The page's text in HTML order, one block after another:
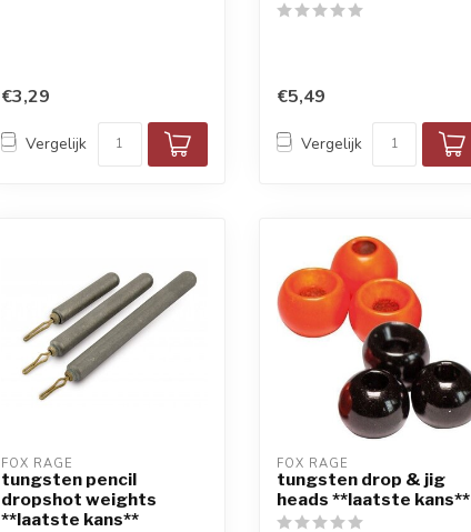
€3,29
Vergelijk
€5,49
Vergelijk
FOX RAGE
tungsten pencil
dropshot weights
**laatste kans**
FOX RAGE
tungsten drop & jig
heads **laatste kans**